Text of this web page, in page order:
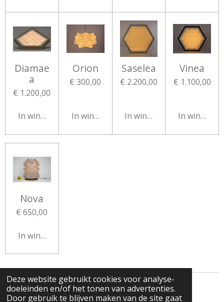
Deze website gebruikt cookies voor analyse-
doeleinden en/of het tonen van advertenties.
Door gebruik te blijven maken van de site gaat
Diamae
a
€ 1.200,00
In winkelwagen
Orion
€ 300,00
In winkelwagen
Saselea
€ 2.200,00
In winkelwagen
Vinea
€ 1.100,00
In
Nova
€ 650,00
In winkelwagen
© 2019 - 2026 SgixLights
Powered by JouwWeb